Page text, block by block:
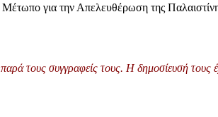
για την Απελευθέρωση της
τους συγγραφείς τους. Η δημοσίευσή τους